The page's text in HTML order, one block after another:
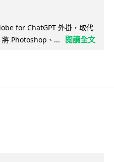
for ChatGPT 外掛，取代
Photoshop、...
閱讀全文